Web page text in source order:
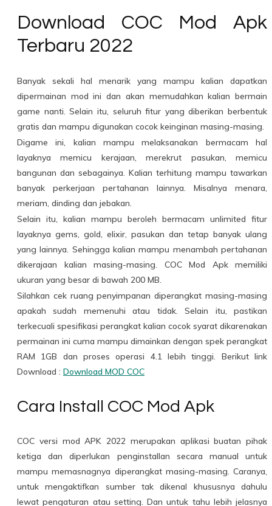
Download COC Mod Apk
Terbaru 2022
Banyak sekali hal menarik yang mampu kalian dapatkan
dipermainan mod ini dan akan memudahkan kalian bermain
game nanti. Selain itu, seluruh fitur yang diberikan berbentuk
gratis dan mampu digunakan cocok keinginan masing-masing.
Digame ini, kalian mampu melaksanakan bermacam hal
layaknya memicu kerajaan, merekrut pasukan, memicu
bangunan dan sebagainya. Kalian terhitung mampu tawarkan
banyak perkerjaan pertahanan lainnya. Misalnya menara,
meriam, dinding dan jebakan.
Selain itu, kalian mampu beroleh bermacam unlimited fitur
layaknya gems, gold, elixir, pasukan dan tetap banyak ulang
yang lainnya. Sehingga kalian mampu menambah pertahanan
dikerajaan kalian masing-masing. COC Mod Apk memiliki
ukuran yang besar di bawah 200 MB.
Silahkan cek ruang penyimpanan diperangkat masing-masing
apakah sudah memenuhi atau tidak. Selain itu, pastikan
terkecuali spesifikasi perangkat kalian cocok syarat dikarenakan
permainan ini cuma mampu dimainkan dengan spek perangkat
RAM 1GB dan proses operasi 4.1 lebih tinggi. Berikut link
Download : Download MOD COC
Cara Install COC Mod Apk
COC versi mod APK 2022 merupakan aplikasi buatan pihak
ketiga dan diperlukan penginstallan secara manual untuk
mampu memasnagnya diperangkat masing-masing. Caranya,
untuk mengaktifkan sumber tak dikenal khususnya dahulu
lewat pengaturan atau setting. Dan untuk tahu lebih jelasnya